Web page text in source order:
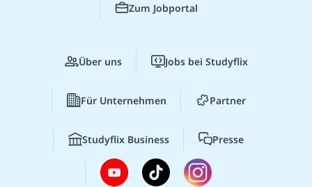
Zum Jobportal
Über uns Jobs bei Studyflix
Für Unternehmen Partner
Studyflix Business Presse